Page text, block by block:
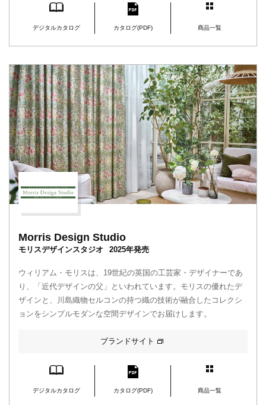
デジタルカタログ カタログ(PDF) 商品一覧
Morris Design Studio
モリスデザインスタジオ 2025年発売
ウィリアム・モリスは、19世紀の英国の工芸家・デザイナーであ
り、「近代デザインの父」といわれています。モリスの優れたデ
ザインと、川島織物セルコンの持つ織の技術が融合したコレクシ
ョンをシンプルモダンな空間デザインでお届けします。
ブランドサイト
デジタルカタログ カタログ(PDF) 商品一覧